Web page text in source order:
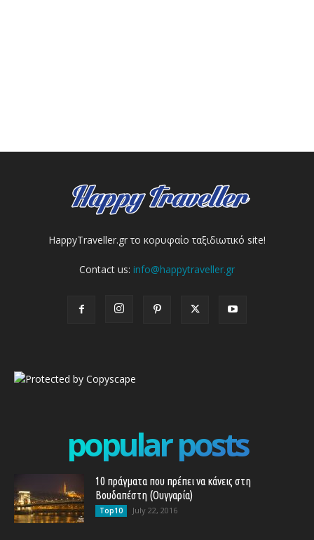
HappyTraveller.gr το κορυφαίο ταξιδιωτικό site!
Contact us: info@happytraveller.gr
popular posts
10 πράγματα που πρέπει να κάνεις στη
Βουδαπέστη (Ουγγαρία)
Top10 July 22, 2016